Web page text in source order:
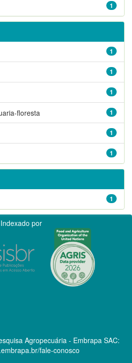
1
1
1
1
1
floresta
1
1
1
Indexado por
Agropecuária - Embrapa SAC:
fale-conosco